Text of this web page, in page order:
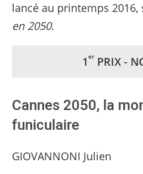
lancé au printemps
en 2050.
1 er PRIX -
Cannes 2050, la
funiculaire
GIOVANNONI Julien